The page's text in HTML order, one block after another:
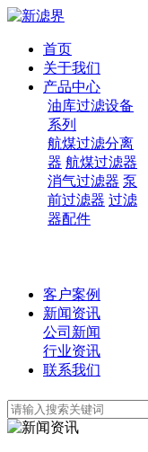
首页
关于我们
产品中心
油库过滤设备
系列
航煤过滤分离
器 航煤过滤器
消气过滤器 泵
前过滤器 过滤
器配件
客户案例
新闻资讯
公司新闻
行业资讯
联系我们